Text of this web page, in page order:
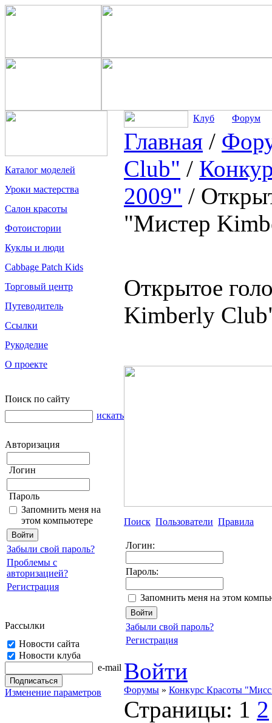
Каталог моделей
Уроки мастерства
Салон красоты
Фотоистории
Куклы и люди
Cabbage Patch Kids
Торговый центр
Путеводитель
Ссылки
Рукоделие
О проекте
Поиск по сайту
искать
Авторизация
Логин
Пароль
Запомнить меня на
этом компьютере
Забыли свой пароль?
Проблемы с
авторизацией?
Регистрация
Рассылки
Новости сайта
Новости клуба
e-mail
Изменение параметров
Клуб Форум
Главная /
Club" /
2009" /
"Мистер
Открытое
Kimberly
Поиск Пользователи Правила
Логин:
Пароль:
Запомнить меня на этом
Забыли свой пароль?
Регистрация
Войти
Форумы » Конкурс Красоты
Страницы: 1 2